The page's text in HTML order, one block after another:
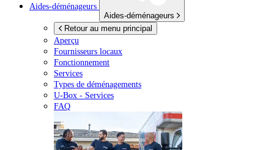
Aides-déménageurs
Aides-déménageurs
Retour au menu principal
Aperçu
Fournisseurs locaux
Fonctionnement
Services
Types de déménagements
U-Box - Services
FAQ